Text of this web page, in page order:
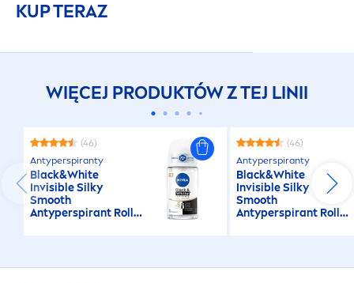
KUP TERAZ
WIĘCEJ PRODUKTÓW Z TEJ LINII
(46)
Antyperspiranty
Black&White
Invisible Silky
Smooth
Antyperspirant Roll
(46)
Antyperspiranty
Black&White
Invisible Silky
Smooth
Antyperspirant Roll